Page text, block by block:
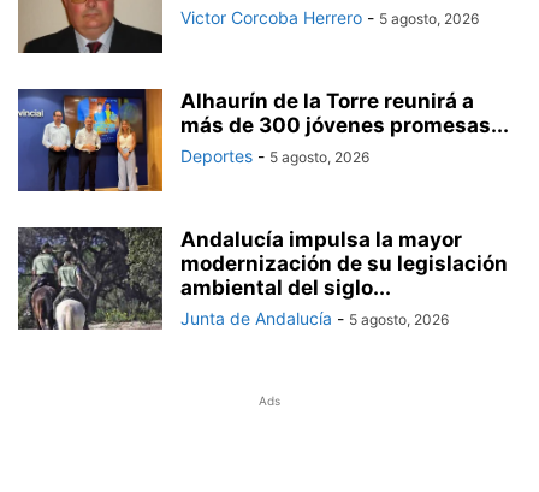
Victor Corcoba Herrero - 5 agosto, 2026
Alhaurín de la Torre reunirá a
más de 300 jóvenes promesas...
Deportes - 5 agosto, 2026
Andalucía impulsa la mayor
modernización de su legislación
ambiental del siglo...
Junta de Andalucía - 5 agosto, 2026
Ads